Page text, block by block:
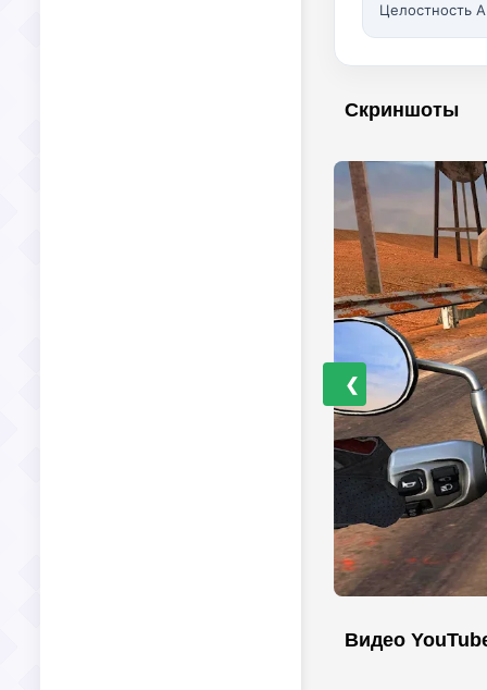
Целостность
Скриншоты
❮
Видео